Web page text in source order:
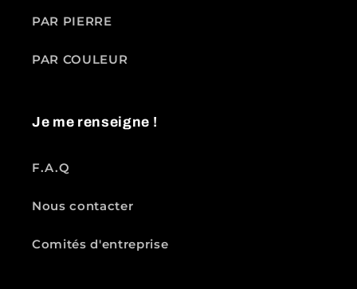
PAR PIERRE
PAR COULEUR
Je me renseigne !
F.A.Q
Nous contacter
Comités d'entreprise